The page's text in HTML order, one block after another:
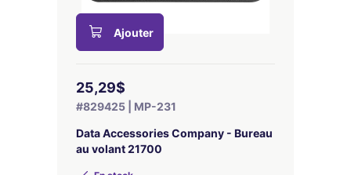
Ajouter
25,29$
#829425 | MP-231
Data Accessories Company - Bureau
au volant 21700